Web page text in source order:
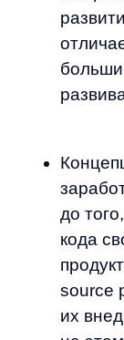
кода
source
их
на этом
В B2B
стартапа
поиск
плохо.
MSI
вашего
могут
быстро в